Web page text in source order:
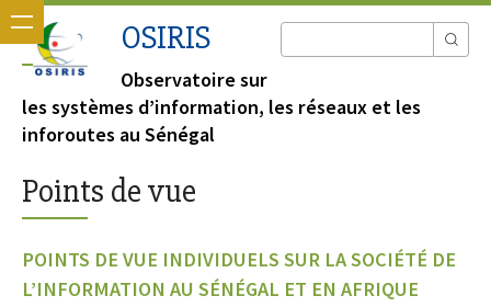
OSIRIS
Observatoire sur
les systèmes d’information, les réseaux et les
inforoutes au Sénégal
Points de vue
POINTS DE VUE INDIVIDUELS SUR LA SOCIÉTÉ DE
L’INFORMATION AU SÉNÉGAL ET EN AFRIQUE